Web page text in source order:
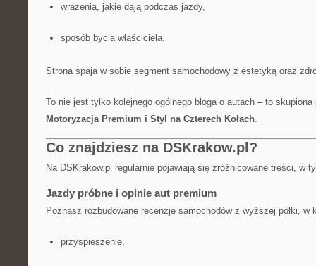
wrażenia, jakie dają podczas jazdy,
sposób bycia właściciela.
Strona spaja w sobie segment samochodowy z estetyką oraz
To nie jest tylko kolejnego ogólnego bloga o autach – to
Motoryzacja Premium i Styl na Czterech Kołach.
Co znajdziesz na DSKrakow.pl?
Na DSKrakow.pl regularnie pojawiają się zróżnicowane treści, w
Jazdy próbne i opinie aut premium
Poznasz rozbudowane recenzje samochodów z wyższej półki, w
przyspieszenie,